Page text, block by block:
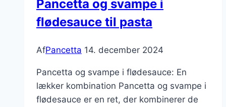
Pancetta og svampe i
flødesauce til pasta
AfPancetta 14. december 2024
Pancetta og svampe i flødesauce: En
lækker kombination Pancetta og svampe i
flødesauce er en ret, der kombinerer de